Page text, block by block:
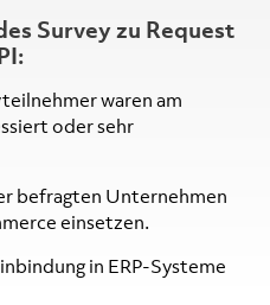
Survey zu Request
waren am
oder sehr
befragten Unternehmen
einsetzen.
in ERP-Systeme